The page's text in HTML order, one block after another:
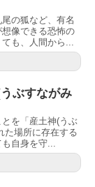
の狐など、有名
像できる恐怖の
も、人間から...
ぶすながみ
を「産土神(うぶ
た場所に存在する
も自身を守...